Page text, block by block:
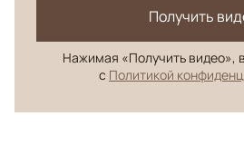
Получить
Нажимая «Получить видео»,
с Политикой